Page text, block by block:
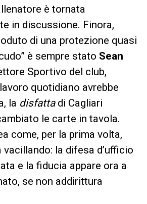
è tornata
in discussione. Finora,
di una protezione quasi
è sempre stato Sean
Sportivo del club,
quotidiano avrebbe
la disfattadi Cagliari
le carte in tavola.
come, per la prima volta,
vacillando: la difesa d’ufficio
e la fiducia appare ora a
se non addirittura